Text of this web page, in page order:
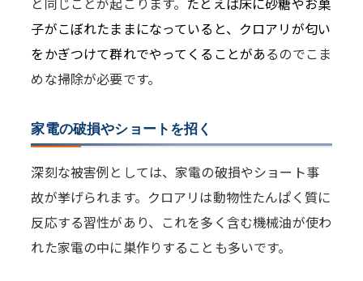
子がこぼれたままになっていると、クロアリが匂い
をかぎつけて群れでやってくることがあるのでこま
めな掃除が必要です。
家電の破損やショートを招く
深刻な被害例としては、家電の破損やショート事
故が挙げられます。クロアリは動物性たんぱく質に
反応する習性があり、これを多く含む機械油が使わ
れた家電の中に巣作りすることも多いです。